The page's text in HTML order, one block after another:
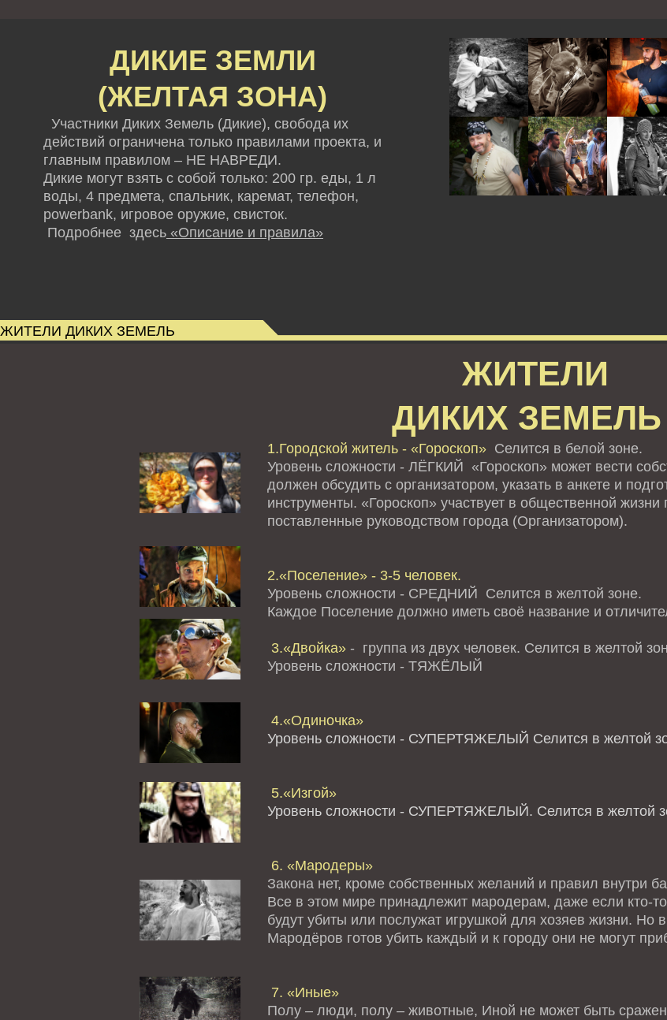
ДИКИЕ ЗЕМЛИ
(ЖЕЛТАЯ ЗОНА)
Участники Диких Земель (Дикие), свобода их
действий ограничена только правилами проекта, и
главным правилом – НЕ НАВРЕДИ.
Дикие могут взять с собой только: 200 гр. еды, 1 л
воды, 4 предмета, спальник, каремат, телефон,
powerbank, игровое оружие, свисток.
Подробнее здесь «Описание и правила»
ЖИТЕЛИ ДИКИХ ЗЕМЕЛЬ
ЖИТЕЛИ
ДИКИХ ЗЕМЕЛЬ
1.Городской житель - «Гороскоп»Селится в белой зоне.
Уровень сложности - ЛЁГКИЙ «Гороскоп» может вести
должен обсудить с организатором, указать в анкете и
инструменты. «Гороскоп» участвует в общественной
поставленные руководством города (Организатором).
2.«Поселение» - 3-5 человек.
Уровень сложности - СРЕДНИЙ Селится в желтой зоне.
Каждое Поселение должно иметь своё название и
3.«Двойка»- группа из двух человек. Селится в желтой
Уровень сложности - ТЯЖЁЛЫЙ
4.«Одиночка»
Уровень сложности - СУПЕРТЯЖЕЛЫЙ Селится в желтой
5.«Изгой»
Уровень сложности - СУПЕРТЯЖЕЛЫЙ. Селится в желтой
6. «Мародеры»
Закона нет, кроме собственных желаний и правил внутри
Все в этом мире принадлежит мародерам, даже если кто-
будут убиты или послужат игрушкой для хозяев жизни. Но
Мародёров готов убить каждый и к городу они не могут
7. «Иные»
Полу – люди, полу – животные, Иной не может быть